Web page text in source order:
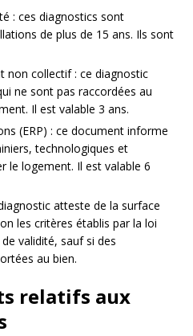
: ces diagnostics sont
de plus de 15 ans. Ils sont
non collectif : ce diagnostic
ne sont pas raccordées au
Il est valable 3 ans.
(ERP) : ce document informe
technologiques et
le logement. Il est valable 6
atteste de la surface
les critères établis par la loi
de validité, sauf si des
au bien.
relatifs aux